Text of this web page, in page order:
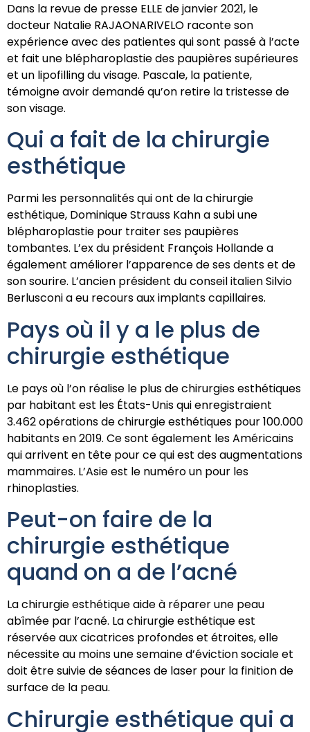
Dans la revue de presse ELLE de janvier 2021, le
docteur Natalie RAJAONARIVELO raconte son
expérience avec des patientes qui sont passé à l’acte
et fait une blépharoplastie des paupières supérieures
et un lipofilling du visage. Pascale, la patiente,
témoigne avoir demandé qu’on retire la tristesse de
son visage.
Qui a fait de la chirurgie
esthétique
Parmi les personnalités qui ont de la chirurgie
esthétique, Dominique Strauss Kahn a subi une
blépharoplastie pour traiter ses paupières
tombantes. L’ex du président François Hollande a
également améliorer l’apparence de ses dents et de
son sourire. L’ancien président du conseil italien Silvio
Berlusconi a eu recours aux implants capillaires.
Pays où il y a le plus de
chirurgie esthétique
Le pays où l’on réalise le plus de chirurgies esthétiques
par habitant est les États-Unis qui enregistraient
3.462 opérations de chirurgie esthétiques pour 100.000
habitants en 2019. Ce sont également les Américains
qui arrivent en tête pour ce qui est des augmentations
mammaires. L’Asie est le numéro un pour les
rhinoplasties.
Peut-on faire de la
chirurgie esthétique
quand on a de l’acné
La chirurgie esthétique aide à réparer une peau
abîmée par l’acné. La chirurgie esthétique est
réservée aux cicatrices profondes et étroites, elle
nécessite au moins une semaine d’éviction sociale et
doit être suivie de séances de laser pour la finition de
surface de la peau.
Chirurgie esthétique qui a